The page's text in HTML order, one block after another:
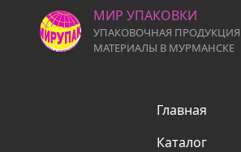
МИР УПАКОВКИ
УПАКОВОЧНАЯ
МАТЕРИАЛЫ В МУРМАНСКЕ
Главная
Каталог